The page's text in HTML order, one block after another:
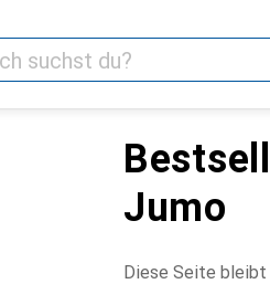
Jumo
Diese Seite